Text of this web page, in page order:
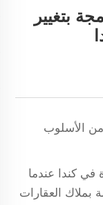
بتغيير
من الأسلوب
في كندا عندما
بملاك العقارات